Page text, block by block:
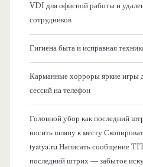
VDI для офисной работы и
сотрудников
Гигиена быта и исправная
Карманные хорроры яркие игры
сессий на телефон
Головной убор как последний
носить шляпу к месту
tyatya.ru Написать сообщение
последний штрих — забытое